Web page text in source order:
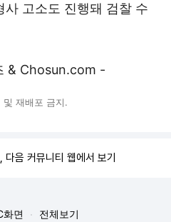
고소도 진행돼 검찰 수
& Chosun.com -
재배포 금지.
다음 커뮤니티 웹에서 보기
화면 전체보기